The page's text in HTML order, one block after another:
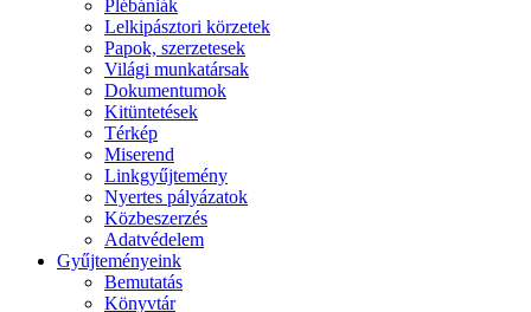
Plébániák
Lelkipásztori körzetek
Papok, szerzetesek
Világi munkatársak
Dokumentumok
Kitüntetések
Térkép
Miserend
Linkgyűjtemény
Nyertes pályázatok
Közbeszerzés
Adatvédelem
Gyűjteményeink
Bemutatás
Könyvtár